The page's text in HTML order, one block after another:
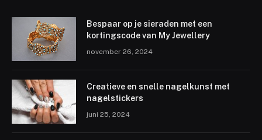
Bespaar op je sieraden met een
kortingscode van My Jewellery
november 26, 2024
Creatieve en snelle nagelkunst met
nagelstickers
juni 25, 2024